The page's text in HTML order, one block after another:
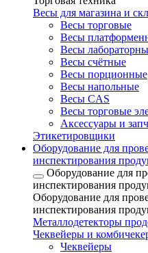
Весы для магазина и
Весы торговые
Весы
Весы
Весы счётные
Весы порционные
Весы напольные
Весы CAS
Весы торговые
Аксессуары и
Этикетировщики
Оборудование для
инспектирования
Оборудование для
инспектирования
Оборудование для
инспектирования
Металлодетекторы
Чеквейеры и
Чеквейеры